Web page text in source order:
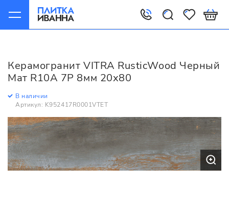
Керамогранит VITRA RusticWood Черный
Мат R10A 7Р 8мм 20х80
В наличии
Артикул: K952417R0001VTET